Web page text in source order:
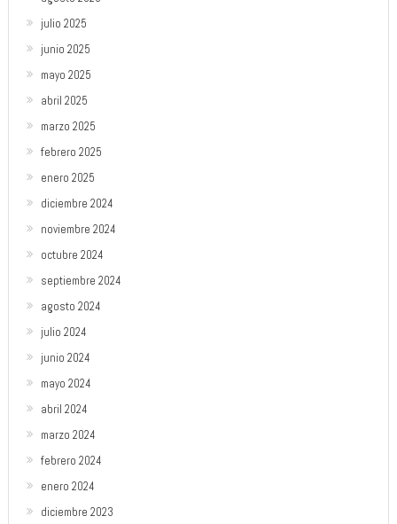
julio 2025
junio 2025
mayo 2025
abril 2025
marzo 2025
febrero 2025
enero 2025
diciembre 2024
noviembre 2024
octubre 2024
septiembre 2024
agosto 2024
julio 2024
junio 2024
mayo 2024
abril 2024
marzo 2024
febrero 2024
enero 2024
diciembre 2023